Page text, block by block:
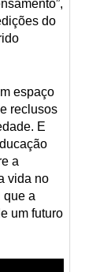
do
espaço
reclusos
E
a
vida no
que a
um futuro